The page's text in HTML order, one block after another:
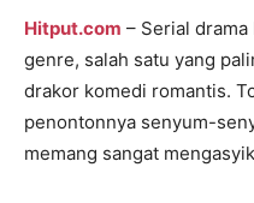
Hitput.com – Serial
genre, salah satu yang
drakor komedi romantis.
penontonnya senyum-
memang sangat